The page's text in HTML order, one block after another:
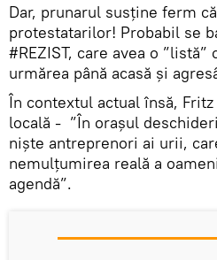
Dar, prunarul susține ferm
protestatarilor! Probabil se
#REZIST, care avea o
urmărea până acasă și
În contextul actual însă,
locală - ”În oraşul
nişte antreprenori ai urii,
nemulţumirea reală a
agendă”.